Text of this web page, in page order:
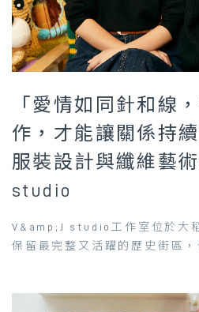
「愛情如同針和線
作，才能讓關係持
服裝設計與纖維藝
studio
V&amp;J studio工作室位於大
保留最完整又活躍的歷史街區，